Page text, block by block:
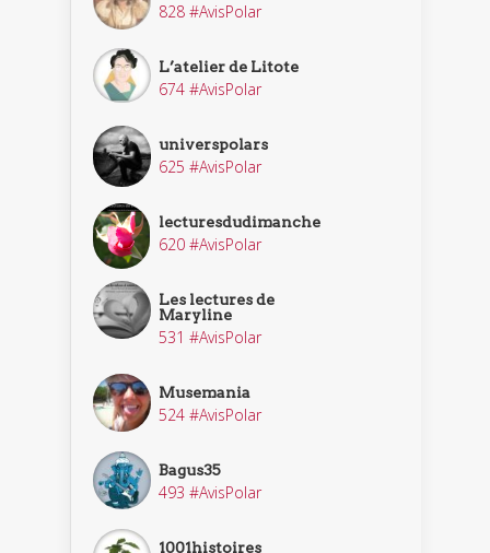
828 #AvisPolar
L’atelier de Litote
674 #AvisPolar
universpolars
625 #AvisPolar
lecturesdudimanche
620 #AvisPolar
Les lectures de
Maryline
531 #AvisPolar
Musemania
524 #AvisPolar
Bagus35
493 #AvisPolar
1001histoires